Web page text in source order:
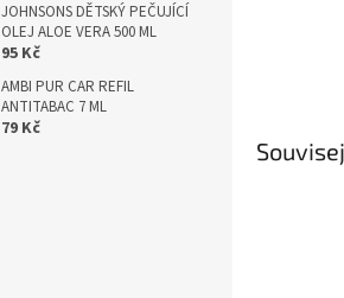
JOHNSONS DĚTSKÝ PEČUJÍCÍ
OLEJ ALOE VERA 500 ML
95 Kč
AMBI PUR CAR REFIL
ANTITABAC 7 ML
79 Kč